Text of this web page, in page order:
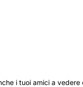
i tuoi amici a